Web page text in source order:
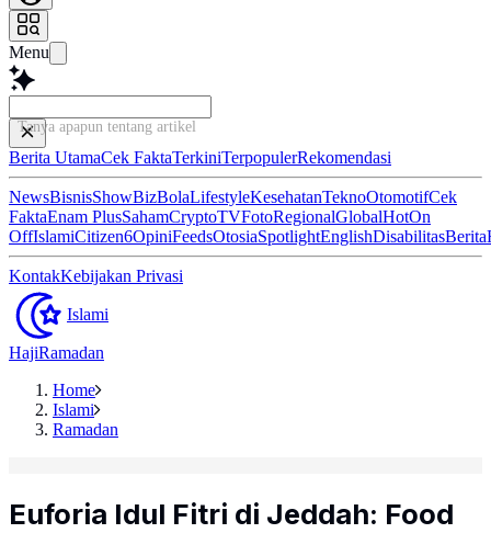
Menu
Tanya apapun tentang artikel ini...
Berita UtamaCek FaktaTerkiniTerpopulerRekomendasi
NewsBisnisShowBizBolaLifestyleKesehatanTeknoOtomotifCek
FaktaEnam PlusSahamCryptoTVFotoRegionalGlobalHotOn
OffIslamiCitizen6OpiniFeedsOtosiaSpotlightEnglishDisabilitasBerita
KontakKebijakan Privasi
Islami
HajiRamadan
Home
Islami
Ramadan
Euforia Idul Fitri di Jeddah: Food